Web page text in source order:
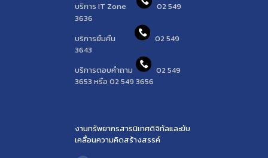
บริการ IT Zone
02 549
3636
บริการยืมคืน
02 549
3643
บริการตอบคำถาม
02 549
3653 หรือ 02 549 3656
งานทรัพยากรสารนิเทศดิจิทัลและขับ
เคลื่อนความคิดสร้างสรรค์